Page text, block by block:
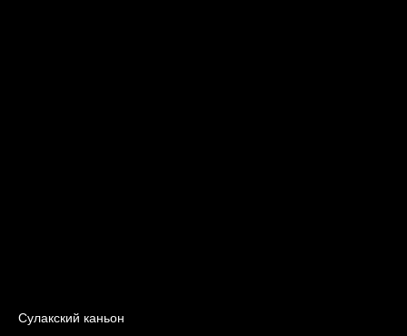
Сулакский каньон